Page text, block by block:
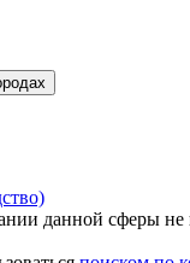
данной сферы не